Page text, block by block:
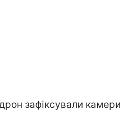
зафіксували камери